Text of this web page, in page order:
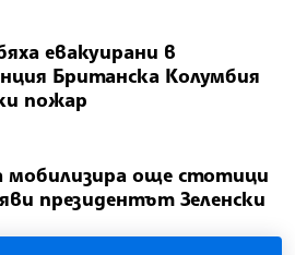
евакуирани в
Британска Колумбия
пожар
мобилизира още стотици
президентът Зеленски